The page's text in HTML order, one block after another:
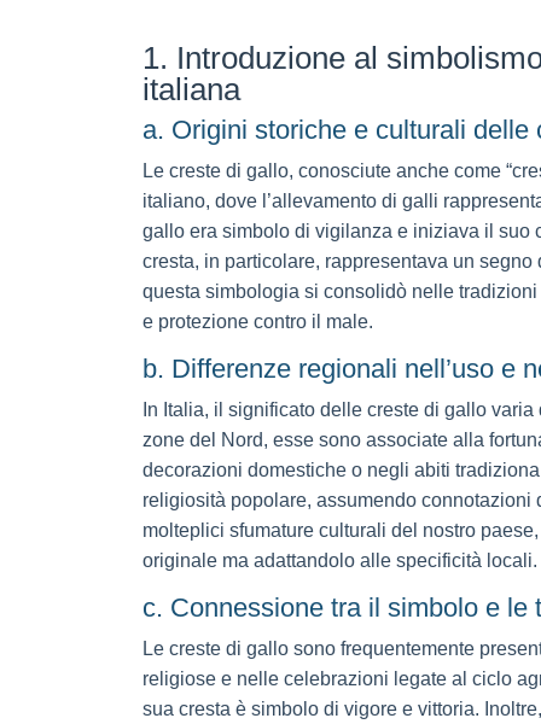
1. Introduzione al
italiana
a. Origini storiche e culturali
Le creste di gallo, conosciute anche come
italiano, dove l’allevamento di galli
gallo era simbolo di vigilanza e iniziava il suo
cresta, in particolare, rappresentava un
questa simbologia si consolidò nelle
e protezione contro il male.
b. Differenze regionali nell’uso e
In Italia, il significato delle creste di gallo
zone del Nord, esse sono associate alla
decorazioni domestiche o negli abiti
religiosità popolare, assumendo
molteplici sfumature culturali del nostro
originale ma adattandolo alle specificità locali.
c. Connessione tra il simbolo e le
Le creste di gallo sono frequentemente
religiose e nelle celebrazioni legate al ciclo
sua cresta è simbolo di vigore e vittoria.